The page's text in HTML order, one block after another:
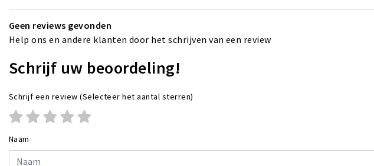
Geen reviews gevonden
Help ons en andere klanten door het schrijven van een review
Schrijf uw beoordeling!
Schrijf een review (Selecteer het aantal sterren)
Naam